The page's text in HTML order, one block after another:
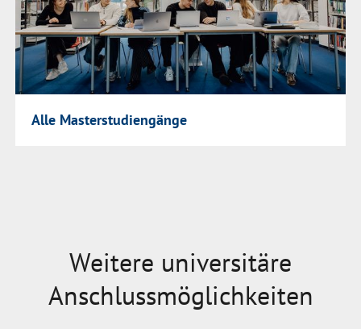
Alle Masterstudiengänge
Weitere universitäre
Anschlussmöglichkeiten